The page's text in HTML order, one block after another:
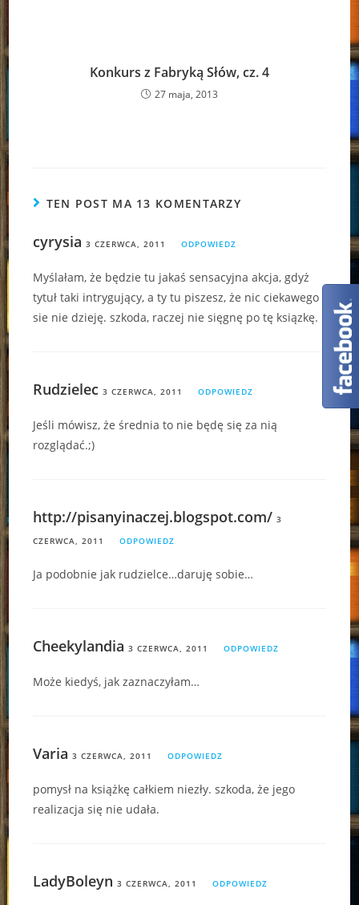
Konkurs z Fabryką Słów, cz. 4
27 maja, 2013
TEN POST MA 13 KOMENTARZY
cyrysia 3 CZERWCA, 2011 ODPOWIEDZ
Myślałam, że będzie tu jakaś sensacyjna akcja, gdyż
tytuł taki intrygujący, a ty tu piszesz, że nic ciekawego
sie nie dzieję. szkoda, raczej nie sięgnę po tę ksiązkę.
Rudzielec 3 CZERWCA, 2011 ODPOWIEDZ
Jeśli mówisz, że średnia to nie będę się za nią
rozglądać.;)
http://pisanyinaczej.blogspot.com/ 3
CZERWCA, 2011
ODPOWIEDZ
Ja podobnie jak rudzielce…daruję sobie…
Cheekylandia 3 CZERWCA, 2011 ODPOWIEDZ
Może kiedyś, jak zaznaczyłam…
Varia 3 CZERWCA, 2011 ODPOWIEDZ
pomysł na książkę całkiem niezły. szkoda, że jego
realizacja się nie udała.
LadyBoleyn 3 CZERWCA, 2011 ODPOWIEDZ